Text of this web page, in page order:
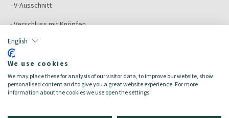
English
We use cookies
We may place these for analysis of our visitor data, to improve our website, show
personalised content and to give you a great website experience. For more
information about the cookies we use open the settings.
- V-Ausschnitt
- Verschluss mit Knöpfen
- Rippbündchen an Ärmeln und Saum
Color: WATERFALL MEL
Größe: 48
Zielgruppe:Damen/Donna